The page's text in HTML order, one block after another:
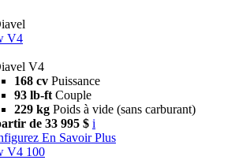
V4
V4
168 cv Puissance
93 lb-ft Couple
229 kg Poids à vide (sans carburant)
de 33 995 $ i
En Savoir Plus
V4 100